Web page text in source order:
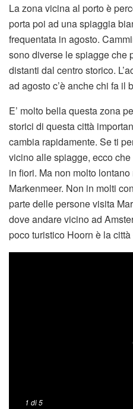
La zona vicina al porto è
porta poi ad una spiaggia
frequentata in agosto.
sono diverse le spiagge che
distanti dal centro storico.
ad agosto c’è anche chi fa il
E’ molto bella questa zona
storici di questa città
cambia rapidamente. Se ti
vicino alle spiagge, ecco
in fiori. Ma non molto
Markenmeer. Non in molti
parte delle persone visita
dove andare vicino ad
poco turistico Hoorn è la
1 di 5